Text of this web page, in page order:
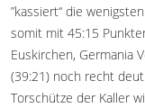
”kassiert“ die
somit mit 45:15
Euskirchen, Germania
(39:21) noch recht
Torschütze der Kaller